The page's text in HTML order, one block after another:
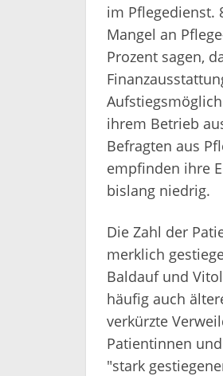
im Pflegedienst.
Mangel an
Prozent sagen,
ihrem Betrieb
Befragten aus
empfinden ihre
bislang niedrig.
Die Zahl der
merklich
Baldauf und
häufig auch
verkürzte
Patientinnen
"stark